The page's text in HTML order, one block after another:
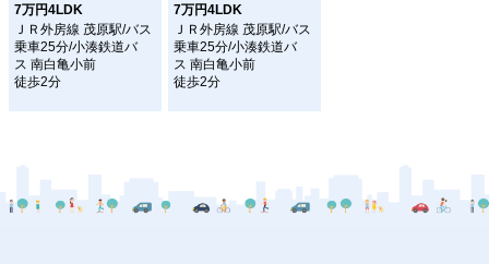
7万円4LDK
ＪＲ外房線 茂原駅/バス
乗車25分/小湊鉄道バ
ス 南白亀小前
徒歩2分
7万円4LDK
ＪＲ外房線 茂原駅/バス
乗車25分/小湊鉄道バ
ス 南白亀小前
徒歩2分